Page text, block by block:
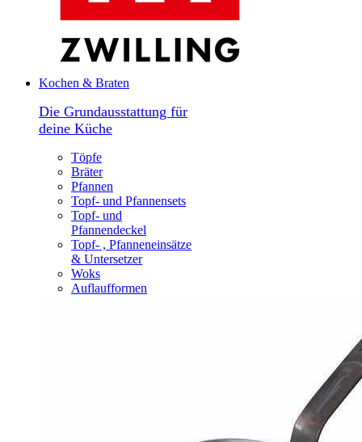
Kochen & Braten
Die Grundausstattung für
deine Küche
Töpfe
Bräter
Pfannen
Topf- und Pfannensets
Topf- und
Pfannendeckel
Topf- , Pfanneneinsätze
& Untersetzer
Woks
Auflaufformen